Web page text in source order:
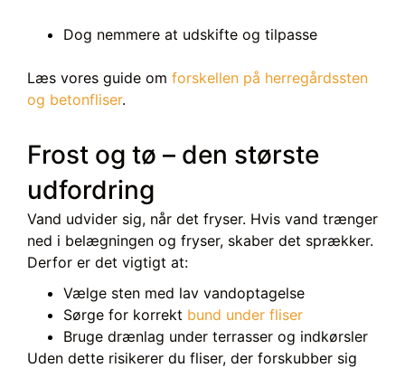
Dog nemmere at udskifte og tilpasse
Læs vores guide om forskellen på herregårdssten
og betonfliser.
Frost og tø – den største
udfordring
Vand udvider sig, når det fryser. Hvis vand trænger
ned i belægningen og fryser, skaber det sprækker.
Derfor er det vigtigt at:
Vælge sten med lav vandoptagelse
Sørge for korrekt bund under fliser
Bruge drænlag under terrasser og indkørsler
Uden dette risikerer du fliser, der forskubber sig